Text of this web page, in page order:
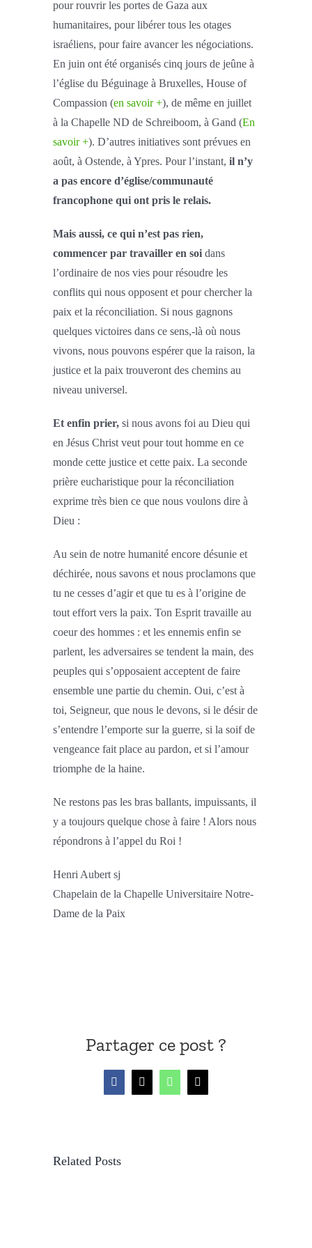
pour rouvrir les portes de Gaza aux
humanitaires, pour libérer tous les otages
israéliens, pour faire avancer les négociations.
En juin ont été organisés cinq jours de jeûne à
l’église du Béguinage à Bruxelles, House of
Compassion (en savoir +), de même en juillet
à la Chapelle ND de Schreiboom, à Gand (En
savoir +). D’autres initiatives sont prévues en
août, à Ostende, à Ypres. Pour l’instant,il n’y
a pas encore d’église/communauté
francophone qui ont pris le relais.
Mais aussi, ce qui n’est pas rien,
commencer par travailler en soidans
l’ordinaire de nos vies pour résoudre les
conflits qui nous opposent et pour chercher la
paix et la réconciliation. Si nous gagnons
quelques victoires dans ce sens,-là où nous
vivons, nous pouvons espérer que la raison, la
justice et la paix trouveront des chemins au
niveau universel.
Et enfin prier,si nous avons foi au Dieu qui
en Jésus Christ veut pour tout homme en ce
monde cette justice et cette paix. La seconde
prière eucharistique pour la réconciliation
exprime très bien ce que nous voulons dire à
Dieu :
Au sein de notre humanité encore désunie et
déchirée, nous savons et nous proclamons que
tu ne cesses d’agir et que tu es à l’origine de
tout effort vers la paix. Ton Esprit travaille au
coeur des hommes : et les ennemis enfin se
parlent, les adversaires se tendent la main, des
peuples qui s’opposaient acceptent de faire
ensemble une partie du chemin. Oui, c’est à
toi, Seigneur, que nous le devons, si le désir de
s’entendre l’emporte sur la guerre, si la soif de
vengeance fait place au pardon, et si l’amour
triomphe de la haine.
Ne restons pas les bras ballants, impuissants, il
y a toujours quelque chose à faire ! Alors nous
répondrons à l’appel du Roi !
Henri Aubert sj
Chapelain de la Chapelle Universitaire Notre-
Dame de la Paix
Partager ce post ?
Facebook
X WhatsApp
Email
Related Posts